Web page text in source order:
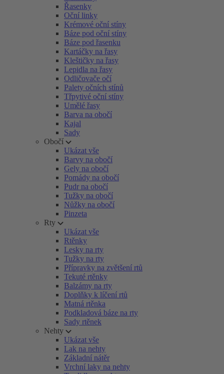
Řasenky
Oční linky
Krémové oční stíny
Báze pod oční stíny
Báze pod řasenku
Kartáčky na řasy
Kleštičky na řasy
Lepidla na řasy
Odličovače očí
Palety očních stínů
Třpytivé oční stíny
Umělé řasy
Barva na obočí
Kajal
Sady
Obočí
Ukázat vše
Barvy na obočí
Gely na obočí
Pomády na obočí
Pudr na obočí
Tužky na obočí
Nůžky na obočí
Pinzeta
Rty
Ukázat vše
Rtěnky
Lesky na rty
Tužky na rty
Přípravky na zvětšení rtů
Tekuté rtěnky
Balzámy na rty
Doplňky k líčení rtů
Matná rtěnka
Podkladová báze na rty
Sady rtěnek
Nehty
Ukázat vše
Lak na nehty
Základní nátěr
Vrchní laky na nehty